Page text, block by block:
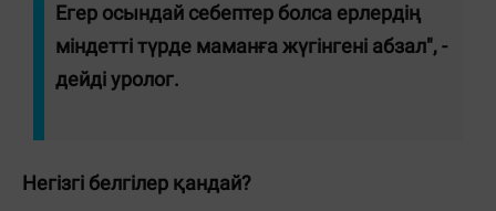
Егер осындай себептер болса ерлердің
міндетті түрде маманға жүгінгені абзал", -
дейді уролог.
Негізгі белгілер қандай?